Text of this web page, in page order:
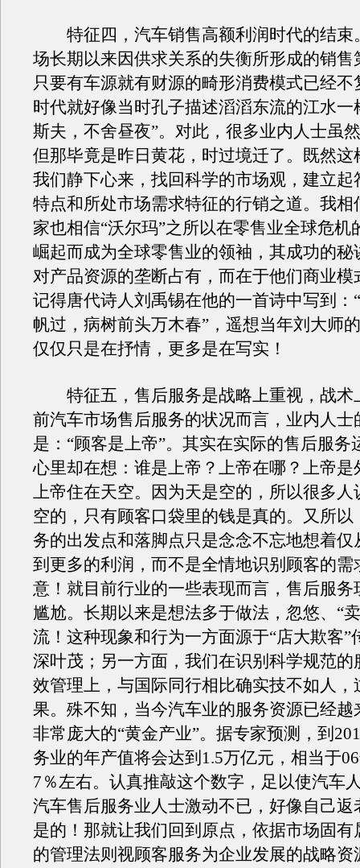
特征四，汽车销售高额利润时代的结束
场长期以来因供求关系的失衡所形成的销
只要有车源就有财源的畸形消费模式已经不
时代就好像当时孔子描述滔滔东流的江水一
斯夫，不舍昼夜”。对此，很多业内人士虽
但那毕竟是昨日黄花，时过境迁了。既然这
我们静下心来，找回科学的市场观，建立起
特点和所处市场需求特征的行销之道。我相
家也相信“沃尔玛”之所以在零售业全球危机
崛起而成为全球零售业的领袖，其成功的秘
对产品资源的垄断占有，而在于他们商业模
记得唐代诗人刘禹锡在他的一首诗中写到：
帆过，病树前头万木春”，遥想当年刘大师
仅仅只是在抒情，更多是在写实！
特征五，售后服务是战略上重视，战术
前汽车市场售后服务的状况而言，业内人士
是：“顾客是上帝”。其实在实际的售后服务
心里却在想：谁是上帝？上帝在哪？上帝是
上帝住在天空。因为天是空的，所以很多人
空的，只有顾客口袋里的钱是真的。又所以
务的出发点和落脚点只是念念不忘地想着仅
到更多的利润，而不是全情地识别顾客的需
意！就目前行业的一些表现而言，售后服务
尴尬。长期以来是想法多于做法，忽悠、“
流！这种现象和行为一方面源于“店大欺客”
深叶茂；另一方面，我们在识别科学规范的
效管理上，与国际同行相比确实技不如人，
果。殊不知，当今汽车业的服务资源已经越
非常庞大的“黄金产业”。据专家预测，到
务业的年产值将会达到1.5万亿元，相当于
7％左右。认真推敲这个数字，足以使汽车
汽车售后服务业人士激动不已，好像自己返
是的！那就让我们回到原点，依据市场固有
的管理法则视顾客服务为企业发展的战略资